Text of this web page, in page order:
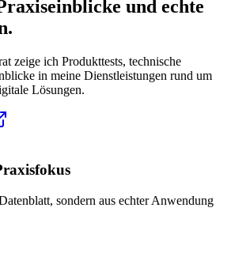
und echte
zeige ich Produkttests, technische
in meine Dienstleistungen rund um
Lösungen.
sondern aus echter Anwendung